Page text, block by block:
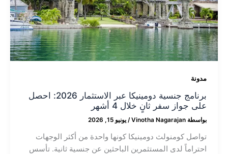
مدونة
برنامج جنسية دومينيكا عبر الاستثمار 2026: احصل
على جواز سفر ثانٍ خلال 4 أشهر
بواسطة Vinotha Nagarajan
/ يونيو 15, 2026
تواصل كومنولث دومينيكا كونها واحدة من أكثر الوجهات
احتراماً لدى المستثمرين الباحثين عن جنسية ثانية. تأسس